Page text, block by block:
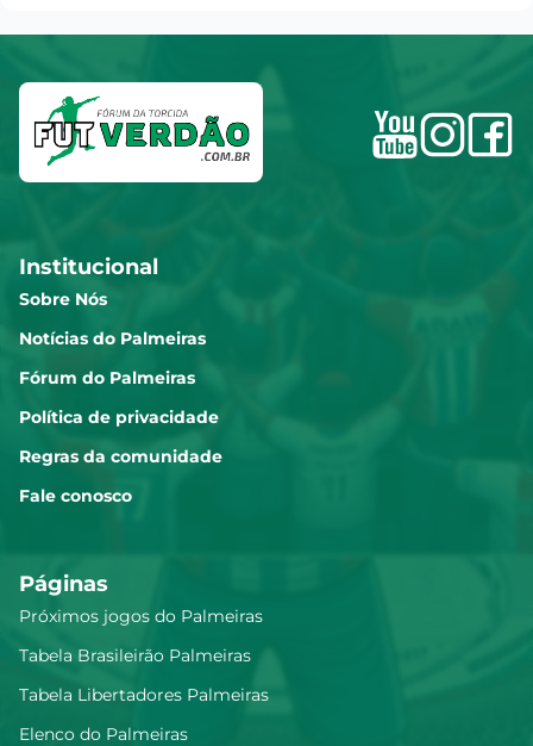
Institucional
Sobre Nós
Notícias do Palmeiras
Fórum do Palmeiras
Política de privacidade
Regras da comunidade
Fale conosco
Páginas
Próximos jogos do Palmeiras
Tabela Brasileirão Palmeiras
Tabela Libertadores Palmeiras
Elenco do Palmeiras